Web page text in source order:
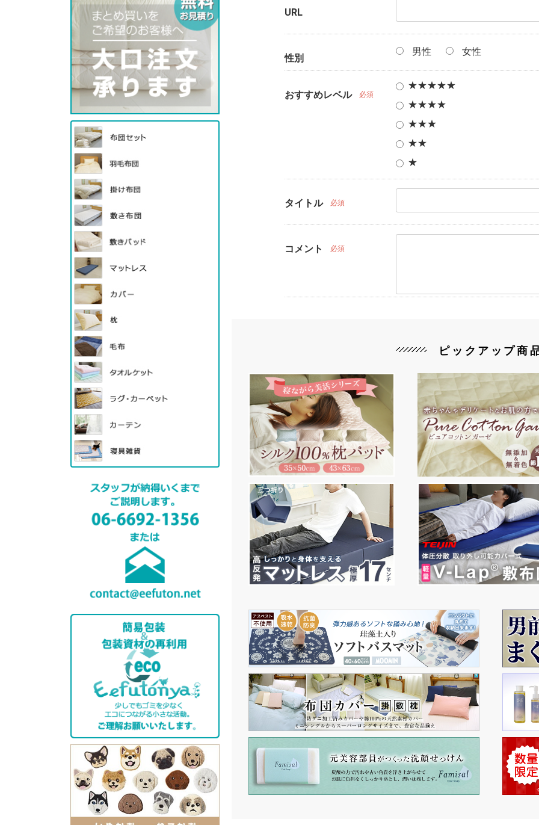
URL
性別
男性 女性
おすすめレベル 必須
★★★★★
★★★★
★★★
★★
★
タイトル 必須
コメント 必須
ピックアップ商